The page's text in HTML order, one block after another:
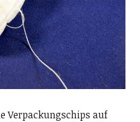
Verpackungschips auf